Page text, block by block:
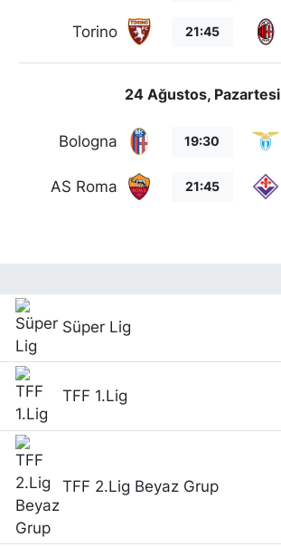
Torino 21:45
24 Ağustos, Pazartesi
Bologna 19:30
AS Roma 21:45
Süper Lig
TFF 1.Lig
TFF 2.Lig Beyaz Grup